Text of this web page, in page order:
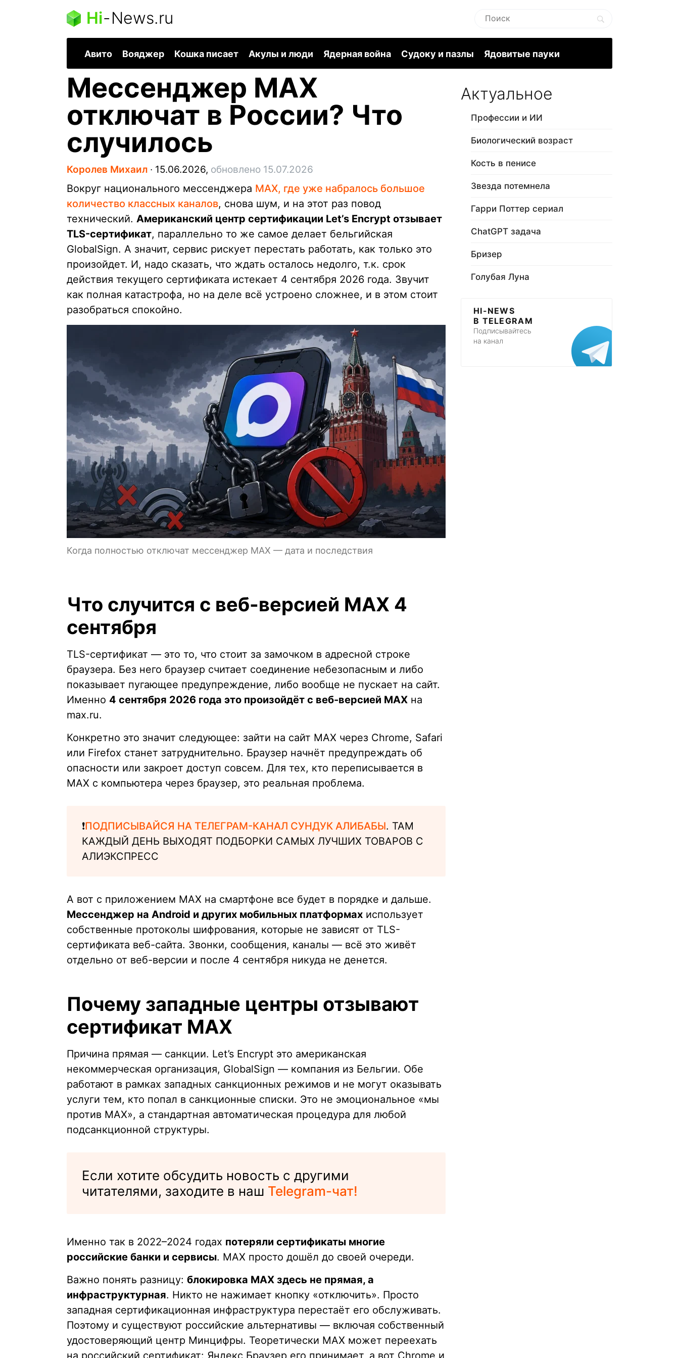
Hi-News.ru
Авито Вояджер Кошка писает Акулы и люди Ядерная война Судоку и пазлы Ядовитые пауки
Мессенджер MAX
отключат в России? Что
случилось
Королев Михаил ∙ 15.06.2026, обновлено 15.07.2026
Вокруг национального мессенджера MAX, где уже набралось большое
количество классных каналов, снова шум, и на этот раз повод
технический. Американский центр сертификации Let’s Encrypt отзывает
TLS-сертификат, параллельно то же самое делает бельгийская
GlobalSign. А значит, сервис рискует перестать работать, как только это
произойдет. И, надо сказать, что ждать осталось недолго, т.к. срок
действия текущего сертификата истекает 4 сентября 2026 года. Звучит
как полная катастрофа, но на деле всё устроено сложнее, и в этом стоит
разобраться спокойно.
Когда полностью отключат мессенджер MAX — дата и последствия
Что случится с веб-версией MAX 4
сентября
TLS-сертификат — это то, что стоит за замочком в адресной строке
браузера. Без него браузер считает соединение небезопасным и либо
показывает пугающее предупреждение, либо вообще не пускает на сайт.
Именно 4 сентября 2026 года это произойдёт с веб-версией MAX на
max.ru.
Конкретно это значит следующее: зайти на сайт MAX через Chrome, Safari
или Firefox станет затруднительно. Браузер начнёт предупреждать об
опасности или закроет доступ совсем. Для тех, кто переписывается в
MAX с компьютера через браузер, это реальная проблема.
❗️ПОДПИСЫВАЙСЯ НА ТЕЛЕГРАМ-КАНАЛ СУНДУК АЛИБАБЫ. ТАМ
КАЖДЫЙ ДЕНЬ ВЫХОДЯТ ПОДБОРКИ САМЫХ ЛУЧШИХ ТОВАРОВ С
АЛИЭКСПРЕСС
А вот c приложением MAX на смартфоне все будет в порядке и дальше.
Мессенджер на Android и других мобильных платформах использует
собственные протоколы шифрования, которые не зависят от TLS-
сертификата веб-сайта. Звонки, сообщения, каналы — всё это живёт
отдельно от веб-версии и после 4 сентября никуда не денется.
Почему западные центры отзывают
сертификат MAX
Причина прямая — санкции. Let’s Encrypt это американская
некоммерческая организация, GlobalSign — компания из Бельгии. Обе
работают в рамках западных санкционных режимов и не могут оказывать
услуги тем, кто попал в санкционные списки. Это не эмоциональное «мы
против MAX», а стандартная автоматическая процедура для любой
подсанкционной структуры.
Если хотите обсудить новость с другими
читателями, заходите в наш Telegram-чат!
Именно так в 2022–2024 годах потеряли сертификаты многие
российские банки и сервисы. MAX просто дошёл до своей очереди.
Важно понять разницу: блокировка MAX здесь не прямая, а
инфраструктурная. Никто не нажимает кнопку «отключить». Просто
западная сертификационная инфраструктура перестаёт его обслуживать.
Поэтому и существуют российские альтернативы — включая собственный
удостоверяющий центр Минцифры. Теоретически MAX может переехать
на российский сертификат: Яндекс Браузер его принимает, а вот Chrome и
Актуальное
Профессии и ИИ
Биологический возраст
Кость в пенисе
Звезда потемнела
Гарри Поттер сериал
ChatGPT задача
Бризер
Голубая Луна
HI-NEWS
В TELEGRAM
Подписывайтесь
на канал